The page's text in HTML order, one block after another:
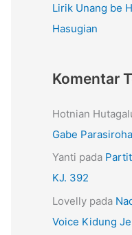
Lirik Unang be
Hasugian
Komentar
Hotnian
Gabe
Yanti pada
KJ. 392
Lovelly pada
Voice Kidung